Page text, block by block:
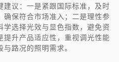
建议：一是紧跟国际标准，及时
确保符合市场准入；二是理性参
选择光效与显色指数，避免资
提升产品适应性，重视调光性能
路况的照明需求。